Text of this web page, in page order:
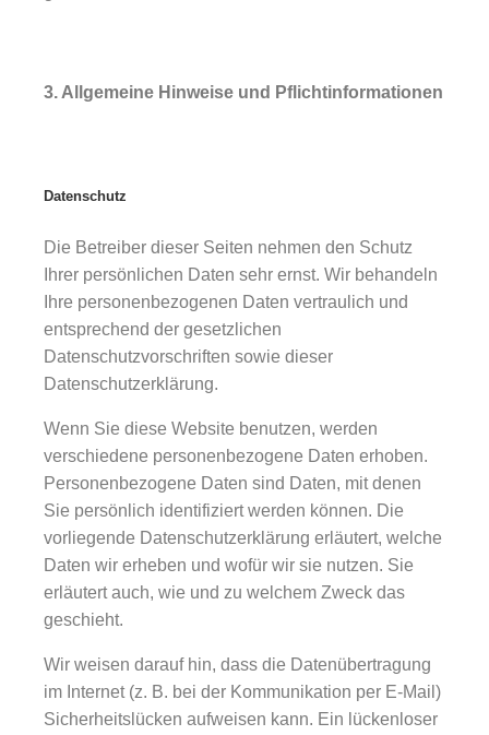
3. Allgemeine Hinweise und Pflichtinformationen
Datenschutz
Die Betreiber dieser Seiten nehmen den Schutz
Ihrer persönlichen Daten sehr ernst. Wir behandeln
Ihre personenbezogenen Daten vertraulich und
entsprechend der gesetzlichen
Datenschutzvorschriften sowie dieser
Datenschutzerklärung.
Wenn Sie diese Website benutzen, werden
verschiedene personenbezogene Daten erhoben.
Personenbezogene Daten sind Daten, mit denen
Sie persönlich identifiziert werden können. Die
vorliegende Datenschutzerklärung erläutert, welche
Daten wir erheben und wofür wir sie nutzen. Sie
erläutert auch, wie und zu welchem Zweck das
geschieht.
Wir weisen darauf hin, dass die Datenübertragung
im Internet (z. B. bei der Kommunikation per E-Mail)
Sicherheitslücken aufweisen kann. Ein lückenloser